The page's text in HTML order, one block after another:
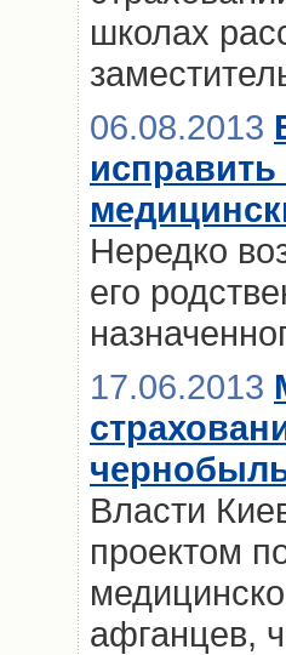
школах
06.08.2013
исправить
Нередко
его
17.06.2013
Власти
проектом
афганцев,